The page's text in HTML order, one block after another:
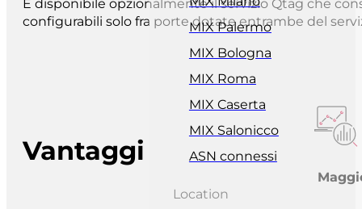
MIX Palermo
MIX Bologna
MIX Roma
MIX Caserta
MIX Salonicco
ASN connessi
Location
È disponibile opzionalmente il servizio Qtag che
configurabili solo fra porte dotate entrambe del
Vantaggi